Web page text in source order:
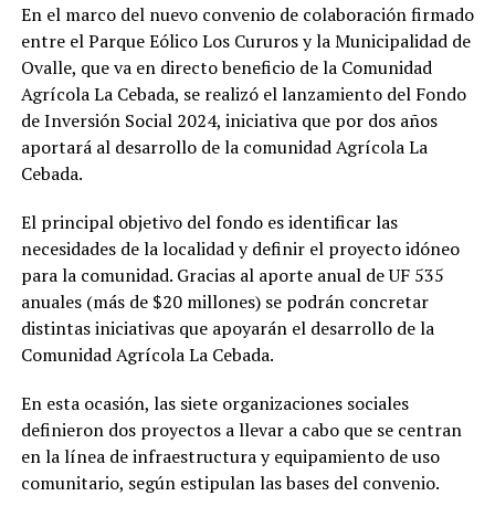
En el marco del nuevo convenio de colaboración firmado
entre el Parque Eólico Los Cururos y la Municipalidad de
Ovalle, que va en directo beneficio de la Comunidad
Agrícola La Cebada, se realizó el lanzamiento del Fondo
de Inversión Social 2024, iniciativa que por dos años
aportará al desarrollo de la comunidad Agrícola La
Cebada.
El principal objetivo del fondo es identificar las
necesidades de la localidad y definir el proyecto idóneo
para la comunidad. Gracias al aporte anual de UF 535
anuales (más de $20 millones) se podrán concretar
distintas iniciativas que apoyarán el desarrollo de la
Comunidad Agrícola La Cebada.
En esta ocasión, las siete organizaciones sociales
definieron dos proyectos a llevar a cabo que se centran
en la línea de infraestructura y equipamiento de uso
comunitario, según estipulan las bases del convenio.